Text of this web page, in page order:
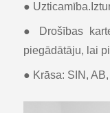
●
● Drošības
piegādātāju, lai
● Krāsa: SIN,